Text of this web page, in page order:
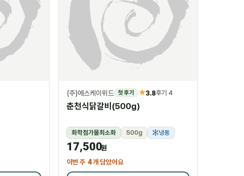
(주)에스케이위드 첫 후기 ★3.8후기 4
춘천식닭갈비(500g)
화학첨가물최소화 500g 냉동
17,500원
이번 주 4개 담았어요